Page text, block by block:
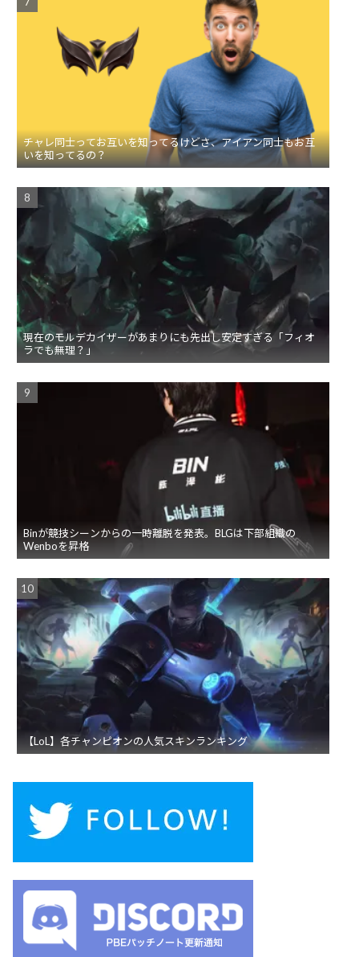
チャレ同士ってお互いを知ってるけどさ、アイアン同士もお互
いを知ってるの？
現在のモルデカイザーがあまりにも先出し安定すぎる「フィオ
ラでも無理？」
Binが競技シーンからの一時離脱を発表。BLGは下部組織の
Wenboを昇格
【LoL】各チャンピオンの人気スキンランキング